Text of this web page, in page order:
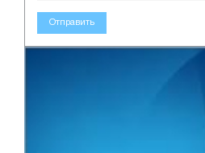
Отправить